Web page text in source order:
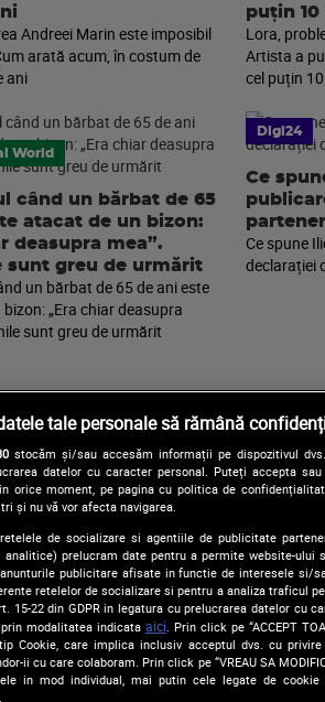
Andreei Marin este imposibil
arată acum, în costum de
ani
puțin
Lora,
Artista a
cel puțin
World
când un bărbat de 65
atacat de un bizon:
deasupra mea”.
sunt greu de urmărit
un bărbat de 65 de ani este
„Era chiar deasupra
sunt greu de urmărit
Digi24
Ce
Ce spune
declarației
Arhiva
Comunicate de presă
tale personale să rămână
stocăm și/sau accesăm informații pe dispozitivul
datelor cu caracter personal. Puteți accepta
orice moment, pe pagina cu politica de
și nu vă vor afecta navigarea.
de socializare si agentiile de publicitate
prelucram date pentru a permite website-ului
publicitare afisate in functie de interesele si/
retelelor de socializare si pentru a analiza traficul
15-22 din GDPR in legatura cu prelucrarea datelor cu
modalitatea indicata aici . Prin click pe “ACCEPT
Cookie, care implica inclusiv acceptul dvs. cu
ii cu care colaboram. Prin click pe “VREAU SA MODIFIC
in mod individual, mai putin cele legate de